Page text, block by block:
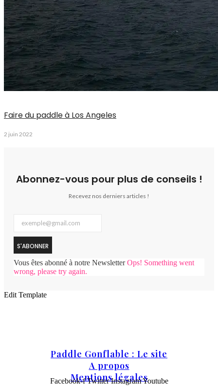
Faire du paddle à Los Angeles
2 juin 2022
Abonnez-vous pour plus de conseils !
Recevez nos derniers articles !
S'ABONNER
Vous êtes abonné à notre Newsletter Ops! Something went
wrong, please try again.
Edit Template
Paddle Gonflable : Le site
A propos
Mentions légales
Facebook-f Twitter InstagramYoutube